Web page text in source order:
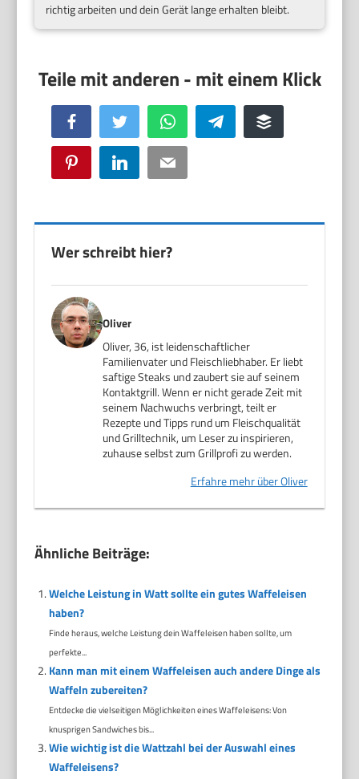
richtig arbeiten und dein Gerät lange erhalten bleibt.
Facebook Twitter WhatsApp Telegram Buffer
Pinterest LinkedIn Email
Wer schreibt hier?
Oliver
Oliver, 36, ist leidenschaftlicher
Familienvater und Fleischliebhaber. Er liebt
saftige Steaks und zaubert sie auf seinem
Kontaktgrill. Wenn er nicht gerade Zeit mit
seinem Nachwuchs verbringt, teilt er
Rezepte und Tipps rund um Fleischqualität
und Grilltechnik, um Leser zu inspirieren,
zuhause selbst zum Grillprofi zu werden.
Erfahre mehr über Oliver
Ähnliche Beiträge:
Welche Leistung in Watt sollte ein gutes Waffeleisen
haben?
Finde heraus, welche Leistung dein Waffeleisen haben sollte, um
perfekte...
Kann man mit einem Waffeleisen auch andere Dinge als
Waffeln zubereiten?
Entdecke die vielseitigen Möglichkeiten eines Waffeleisens: Von
knusprigen Sandwiches bis...
Wie wichtig ist die Wattzahl bei der Auswahl eines
Waffeleisens?